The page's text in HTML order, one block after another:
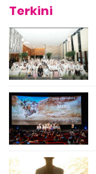
Terkini